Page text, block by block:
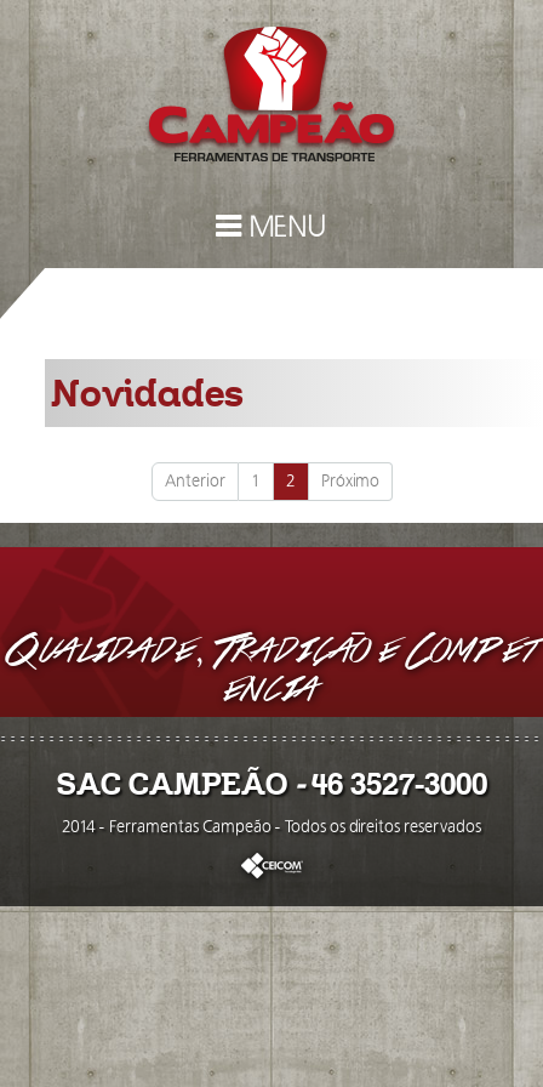
MENU
Novidades
Anterior 1 2 Próximo
Qualidade, Tradicao e Compet
encia
SAC CAMPEÃO - 46 3527-3000
2014 - Ferramentas Campeão - Todos os direitos reservados